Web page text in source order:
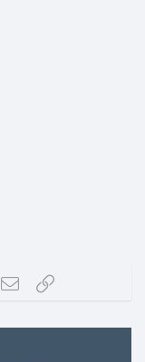
E-postLänk